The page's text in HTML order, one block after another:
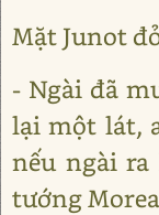
Mặt Junot
- Ngài đã
lại một lát,
nếu ngài ra
tướng